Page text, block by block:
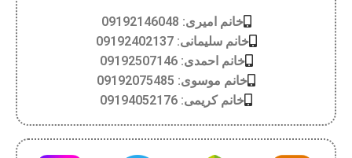
خانم امیری: 09192146048
خانم سلیمانی: 09192402137
خانم احمدی: 09192507146
خانم موسوی: 09192075485
خانم کریمی: 09194052176